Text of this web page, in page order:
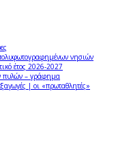
νησιών
έτος 2026-2027
πυλών – γράφημα
| οι «πρωταθλητές»